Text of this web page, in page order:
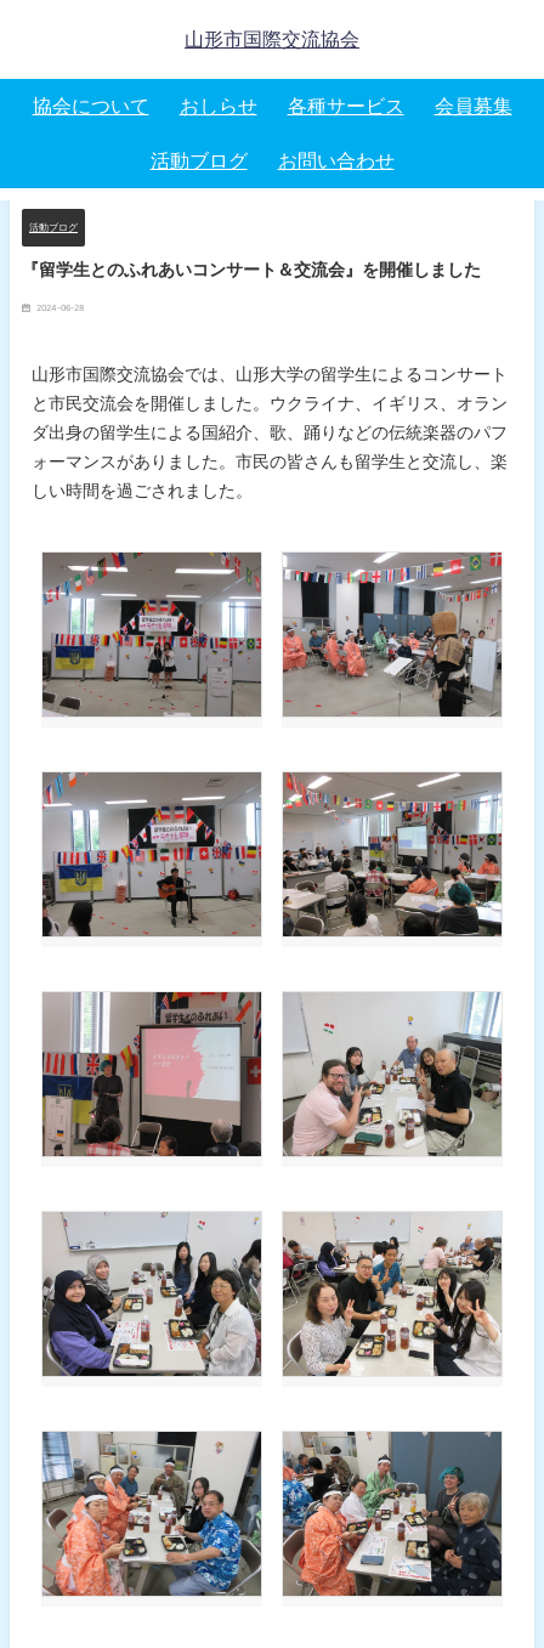
山形市国際交流協会
協会について おしらせ 各種サービス 会員募集
活動ブログ お問い合わせ
活動ブログ
『留学生とのふれあいコンサート＆交流会』を開催しました
2024-06-28
山形市国際交流協会では、山形大学の留学生によるコンサート
と市民交流会を開催しました。ウクライナ、イギリス、オラン
ダ出身の留学生による国紹介、歌、踊りなどの伝統楽器のパフ
ォーマンスがありました。市民の皆さんも留学生と交流し、楽
しい時間を過ごされました。